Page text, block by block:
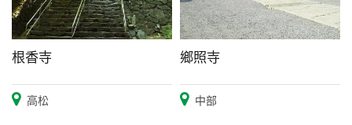
根香寺
高松
鄉照寺
中部